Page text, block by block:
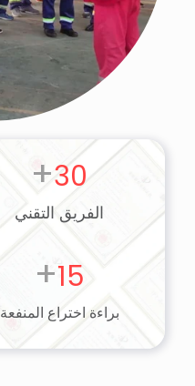
30
+
الفريق التقني
15
+
براءة اختراع المنفعة